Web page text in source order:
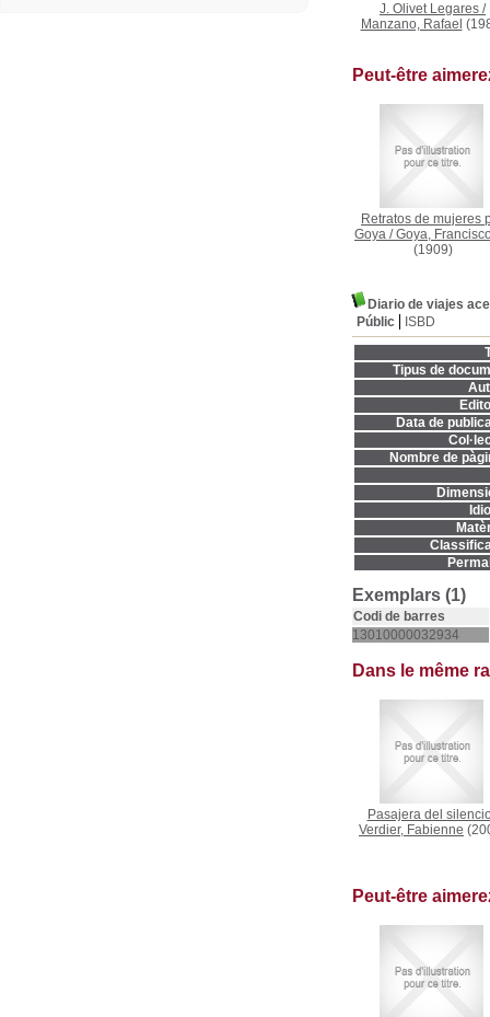
J. Olivet Legares /
Manzano, Rafael
Peut-être
Retratos de mujeres
Goya /Goya,
(1909)
Diario de viajes
Públic
ISBD
Tipus de
Data de
Nombre de
Exemplars (1)
Codi de barres
13010000032934
Dans le même
Pasajera del
Verdier, Fabienne
Peut-être